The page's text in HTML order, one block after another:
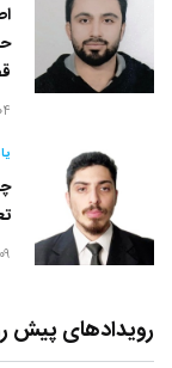
رویدادهای پیش